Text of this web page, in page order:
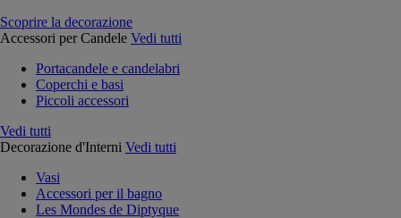
Scoprire la decorazione
Accessori per Candele Vedi tutti
Portacandele e candelabri
Coperchi e basi
Piccoli accessori
Vedi tutti
Decorazione d'Interni Vedi tutti
Vasi
Accessori per il bagno
Les Mondes de Diptyque